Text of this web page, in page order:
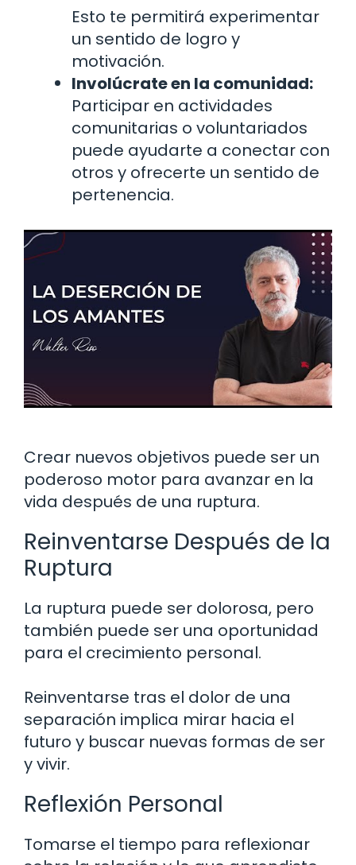
Esto te permitirá experimentar
un sentido de logro y
motivación.
Involúcrate en la comunidad:
Participar en actividades
comunitarias o voluntariados
puede ayudarte a conectar con
otros y ofrecerte un sentido de
pertenencia.
Crear nuevos objetivos puede ser un
poderoso motor para avanzar en la
vida después de una ruptura.
Reinventarse Después de la
Ruptura
La ruptura puede ser dolorosa, pero
también puede ser una oportunidad
para el crecimiento personal.
Reinventarse tras el dolor de una
separación implica mirar hacia el
futuro y buscar nuevas formas de ser
y vivir.
Reflexión Personal
Tomarse el tiempo para reflexionar